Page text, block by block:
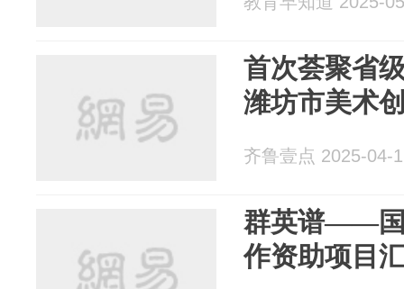
首次荟聚省
潍坊市美术
齐鲁壹点 2025-04-
群英谱——国
作资助项目